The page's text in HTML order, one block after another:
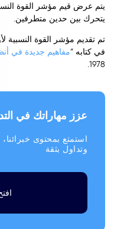
يتم عرض قيم مؤشر القوة
يتحرك بين حدين متطرفين.
تم تقديم مؤشر القوة النسبية
في كتابه ”مفاهيم جديدة في
1978.
عزز مهاراتك في
استمتع بمحتوى
وتداول بثقة